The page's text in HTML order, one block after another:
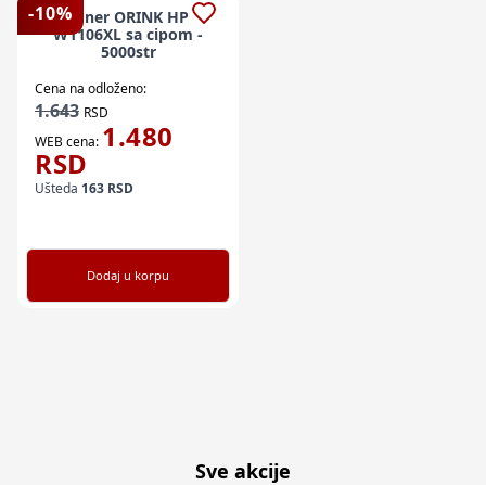
-10%Toner ORINK HP
W1106XL sa cipom -
5000str
Cena na odloženo:
1.643 RSD
WEB cena: 1.480
RSD
Ušteda 163 RSD
Dodaj u korpu
Sve akcije